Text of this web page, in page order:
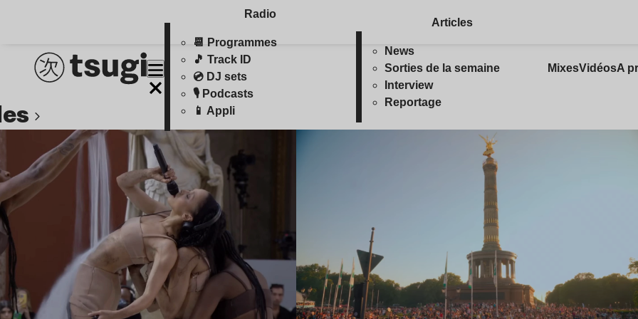
Radio
📆 Programmes
🎵 Track ID
💿 DJ sets
🎙️ Podcasts
📱 Appli
Articles
News
Sorties de la semaine
Interview
Reportage
MixesVidéosA
Lire l’article Lire l’article